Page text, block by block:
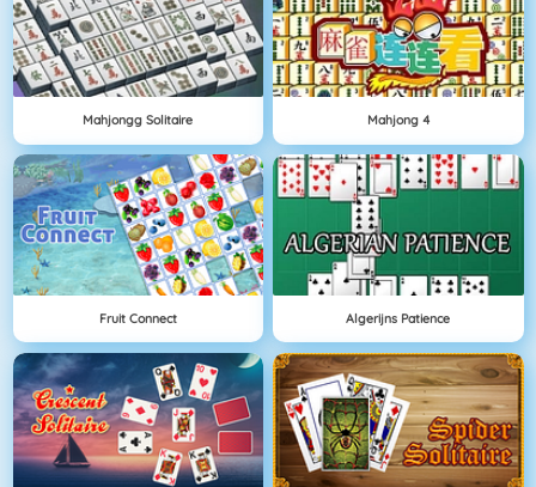
Mahjongg Solitaire Mahjong 4
Fruit Connect Algerijns Patience